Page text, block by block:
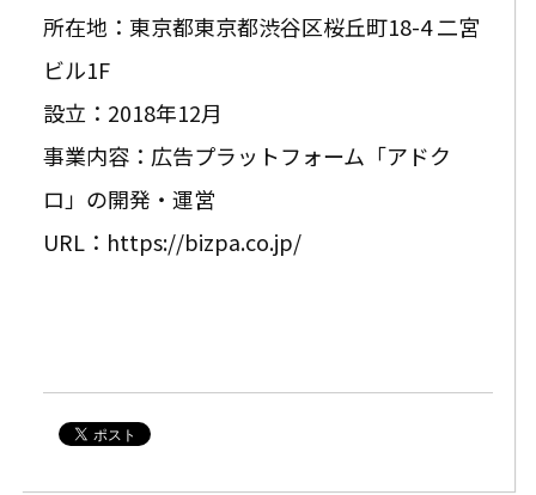
所在地：東京都東京都渋谷区桜丘町18-4 二宮
ビル1F
設立：2018年12月
事業内容：広告プラットフォーム「アドク
ロ」の開発・運営
URL：https://bizpa.co.jp/